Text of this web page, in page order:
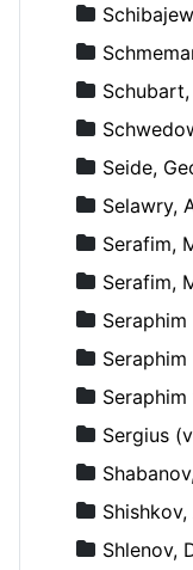
Seide,
Selawry,
Serafim,
Serafim,
Sergius
Shlenov,